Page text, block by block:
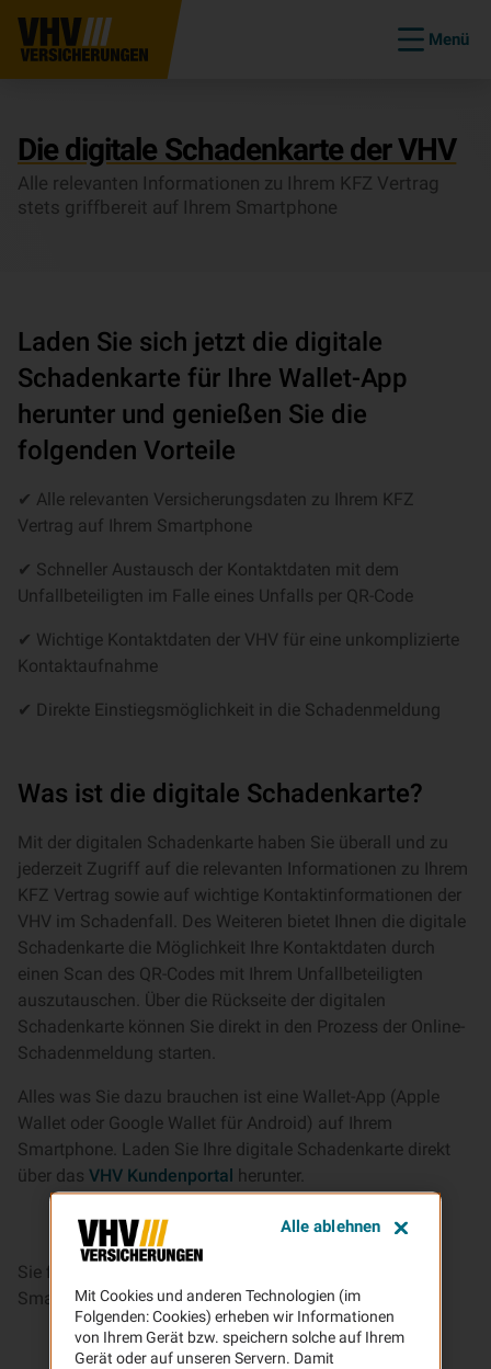
Menü
Die digitale Schadenkarte der VHV
Alle relevanten Informationen zu Ihrem KFZ Vertrag
stets griffbereit auf Ihrem Smartphone
Laden Sie sich jetzt die digitale
Schadenkarte für Ihre Wallet-App
herunter und genießen Sie die
folgenden Vorteile
✔ Alle relevanten Versicherungsdaten zu Ihrem KFZ
Vertrag auf Ihrem Smartphone
✔ Schneller Austausch der Kontaktdaten mit dem
Unfallbeteiligten im Falle eines Unfalls per QR-Code
✔ Wichtige Kontaktdaten der VHV für eine unkomplizierte
Kontaktaufnahme
✔ Direkte Einstiegsmöglichkeit in die Schadenmeldung
Was ist die digitale Schadenkarte?
Mit der digitalen Schadenkarte haben Sie überall und zu
jederzeit Zugriff auf die relevanten Informationen zu Ihrem
KFZ Vertrag sowie auf wichtige Kontaktinformationen der
VHV im Schadenfall. Des Weiteren bietet Ihnen die digitale
Schadenkarte die Möglichkeit Ihre Kontaktdaten durch
einen Scan des QR-Codes mit Ihrem Unfallbeteiligten
auszutauschen. Über die Rückseite der digitalen
Schadenkarte können Sie direkt in den Prozess der Online-
Schadenmeldung starten.
Alles was Sie dazu brauchen ist eine Wallet-App (Apple
Wallet oder Google Wallet für Android) auf Ihrem
Smartphone. Laden Sie Ihre digitale Schadenkarte direkt
über das VHV Kundenportal herunter.
Sie finden das VHV Kundenportal auch als App für Ihr
Smartphone imGoogle Play StoreoderAppStore
Mit Cookies und anderen Technologien (im
Folgenden: Cookies) erheben wir Informationen
von Ihrem Gerät bzw. speichern solche auf Ihrem
Gerät oder auf unseren Servern. Damit
Alle ablehnen